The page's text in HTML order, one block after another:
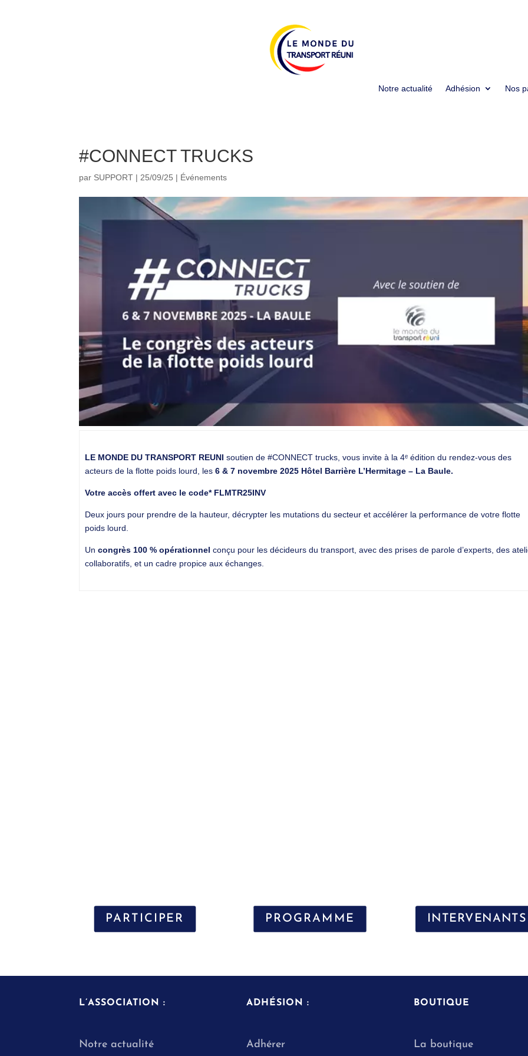
Notre actualité Adhésion Nos
#CONNECT TRUCKS
par SUPPORT | 25/09/25 | Événements
LE MONDE DU TRANSPORT REUNI soutien de #CONNECT trucks, vous invite à la 4ᵉ édition du rendez-vous des
acteurs de la flotte poids lourd, les6 & 7 novembre 2025 Hôtel Barrière L’Hermitage – La Baule.
Votre accès offert avec le code* FLMTR25INV
Deux jours pour prendre de la hauteur, décrypter les mutations du secteur et accélérer la performance de votre flotte
poids lourd.
Un congrès 100 % opérationnel conçu pour les décideurs du transport, avec des prises de parole d’experts, des
collaboratifs, et un cadre propice aux échanges.
PARTICIPER PROGRAMME INTERVENANTS
L’ASSOCIATION :
Notre actualité
ADHÉSION :
Adhérer
BOUTIQUE
La boutique